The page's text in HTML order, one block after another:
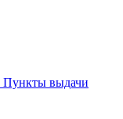
Пункты выдачи